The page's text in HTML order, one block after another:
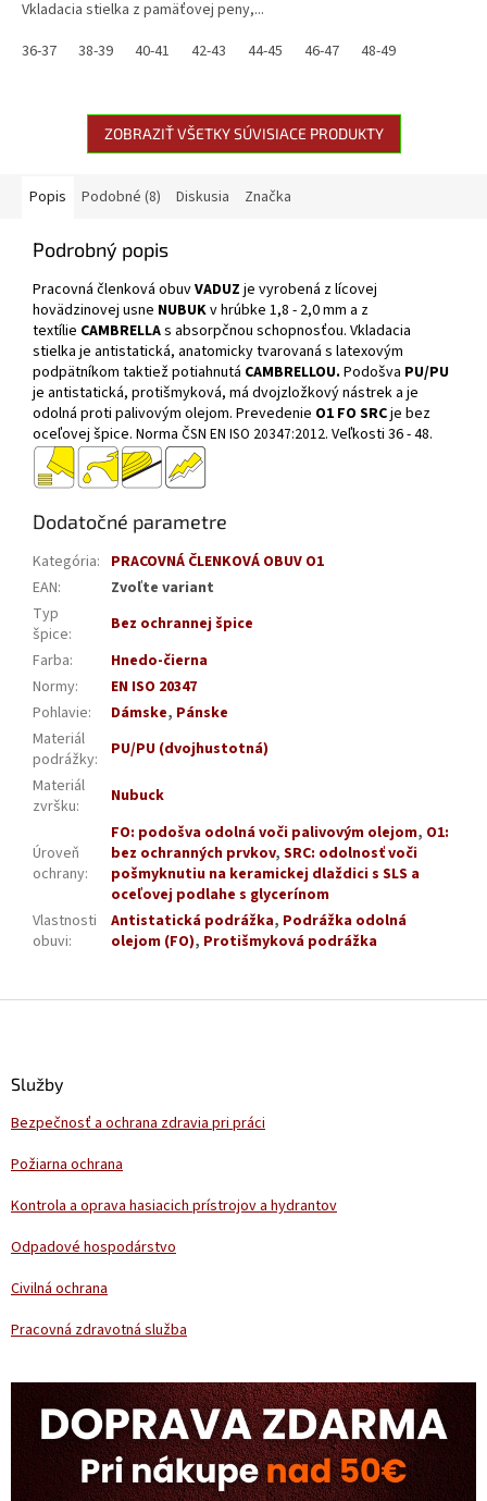
Vkladacia stielka z pamäťovej peny,...
36-37
38-39 40-41 42-43 44-45 46-47 48-49
ZOBRAZIŤ VŠETKY SÚVISIACE PRODUKTY
Popis Podobné (8) Diskusia Značka
Podrobný popis
Pracovná členková obuvVADUZ je vyrobená z lícovej
hovädzinovej usne NUBUKv hrúbke 1,8 - 2,0 mm a z
textílie CAMBRELLAs absorpčnou schopnosťou. Vkladacia
stielka je antistatická, anatomicky tvarovaná s latexovým
podpätníkom taktiež potiahnutá CAMBRELLOU. Podošva PU/PU
je antistatická, protišmyková, má dvojzložkový nástrek a je
odolná proti palivovým olejom. Prevedenie O1 FO SRCje bez
oceľovej špice. Norma ČSN EN ISO 20347:2012. Veľkosti 36 - 48.
Dodatočné parametre
Kategória: PRACOVNÁ ČLENKOVÁ OBUV O1
EAN:
Zvoľte variant
Typ
špice:
Bez ochrannej špice
Farba:
Hnedo-čierna
Normy:
EN ISO 20347
Pohlavie: Dámske, Pánske
Materiál
podrážky:
PU/PU (dvojhustotná)
Materiál
zvršku: Nubuck
Úroveň
ochrany:
FO: podošva odolná voči palivovým olejom, O1:
bez ochranných prvkov, SRC: odolnosť voči
pošmyknutiu na keramickej dlaždici s SLS a
oceľovej podlahe s glycerínom
Vlastnosti
obuvi:
Antistatická podrážka, Podrážka odolná
olejom (FO), Protišmyková podrážka
Služby
Bezpečnosť a ochrana zdravia pri práci
Požiarna ochrana
Kontrola a oprava hasiacich prístrojov a hydrantov
Odpadové hospodárstvo
Civilná ochrana
Pracovná zdravotná služba